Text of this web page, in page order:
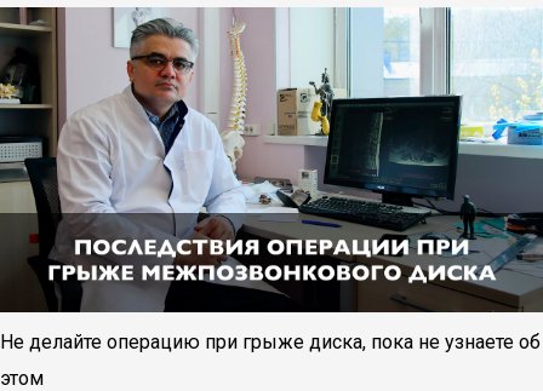
Не делайте операцию при грыже диска, пока не узнаете об
этом